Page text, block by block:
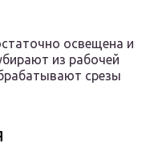
освещена и
из рабочей
срезы